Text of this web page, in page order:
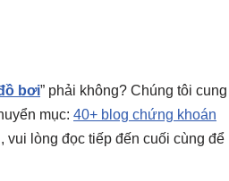
bơi” phải không? Chúng tôi cung
mục: 40+ blog chứng khoán
vui lòng đọc tiếp đến cuối cùng để